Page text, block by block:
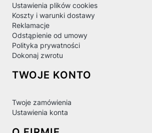
Ustawienia plików cookies
Koszty i warunki dostawy
Reklamacje
Odstąpienie od umowy
Polityka prywatności
Dokonaj zwrotu
TWOJE KONTO
Twoje zamówienia
Ustawienia konta